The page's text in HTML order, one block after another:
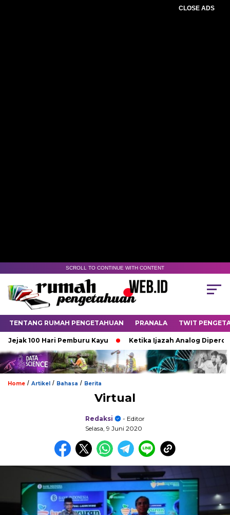
CLOSE ADS
SCROLL TO CONTINUE WITH CONTENT
TENTANG RUMAH PENGETAHUAN PRANALA TWIT
100 Hari Pemburu Kayu Ketika Ijazah Analog
Home / Artikel / Bahasa / Berita
Virtual
Redaksi
- Editor
Selasa, 9 Juni 2020